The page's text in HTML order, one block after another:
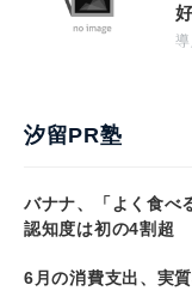
汐留PR塾
バナナ、「よく食
認知度は初の4割超
6月の消費支出、実